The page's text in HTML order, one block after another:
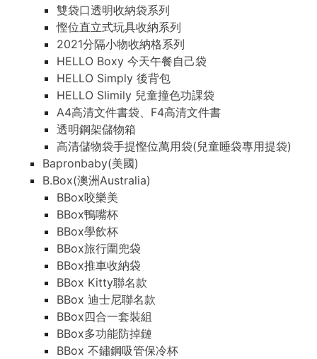
雙袋口透明收納袋系列
慳位直立式玩具收納系列
2021分隔小物收納格系列
HELLO Boxy 今天午餐自己袋
HELLO Simply 後背包
HELLO Slimily 兒童撞色功課袋
A4高清文件書袋、F4高清文件書
透明鋼架儲物箱
高清儲物袋手提慳位萬用袋(兒童睡袋專用提袋)
Bapronbaby(美國)
B.Box(澳洲Australia)
BBox咬樂美
BBox鴨嘴杯
BBox學飲杯
BBox旅行圍兜袋
BBox推車收納袋
BBox Kitty聯名款
BBox 迪士尼聯名款
BBox四合一套裝組
BBox多功能防掉鏈
BBox 不鏽鋼吸管保冷杯